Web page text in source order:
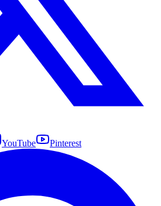
YouTube Pinterest